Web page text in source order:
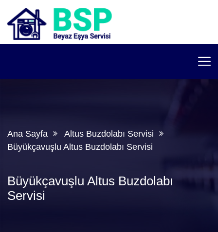
Ana Sayfa
Altus Buzdolabı Servisi
Büyükçavuşlu Altus Buzdolabı Servisi
Büyükçavuşlu Altus Buzdolabı
Servisi